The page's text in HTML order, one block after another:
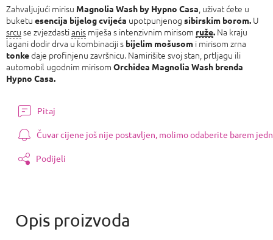
cijenu:
Zahvaljujući mirisu Magnolia Wash by Hypno Casa , uživat ćete u
buketu esencija bijelog cvijeća upotpunjenog sibirskim borom. U
srcu se zvjezdastianis miješa s intenzivnim mirisom ruže. Na kraju
lagani dodir drva u kombinaciji s bijelim mošusom i mirisom zrna
tonkedaje profinjenu završnicu. Namirišite svoj stan, prtljagu ili
automobil ugodnim mirisom Orchidea Magnolia Wash brenda
Hypno Casa.
Pitaj
Čuvar cijene još nije postavljen, molimo odaberite barem
Podijeli